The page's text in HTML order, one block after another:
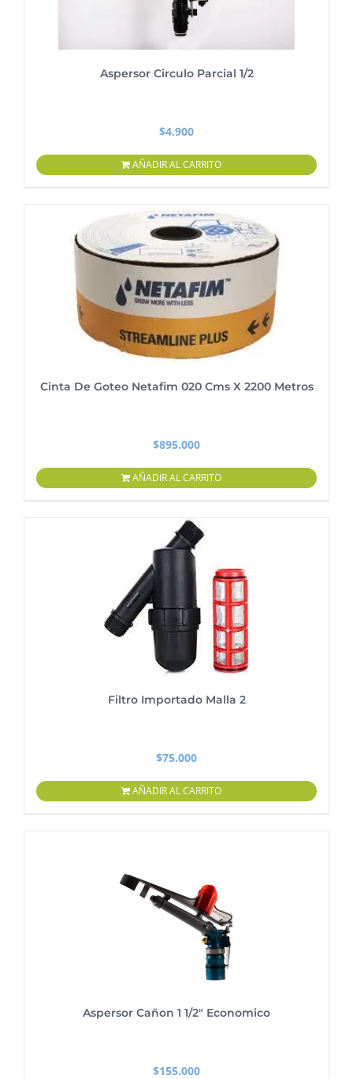
Aspersor Circulo Parcial 1/2
$4.900
AÑADIR AL CARRITO
Cinta De Goteo Netafim 020 Cms X 2200 Metros
$895.000
AÑADIR AL CARRITO
Filtro Importado Malla 2
$75.000
AÑADIR AL CARRITO
Aspersor Cañon 1 1/2″ Economico
$155.000